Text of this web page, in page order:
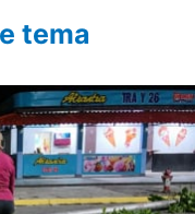
tema